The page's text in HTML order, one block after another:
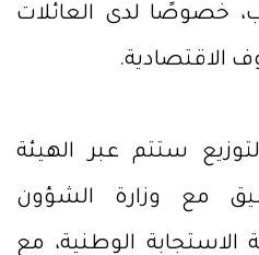
خصوصًا لدى العائلات
الاقتصادية.
ستتم عبر الهيئة
مع وزارة الشؤون
الوطنية، مع